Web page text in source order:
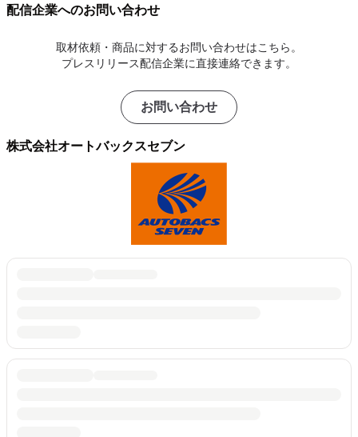
配信企業へのお問い合わせ
取材依頼・商品に対するお問い合わせはこちら。
プレスリリース配信企業に直接連絡できます。
お問い合わせ
株式会社オートバックスセブン